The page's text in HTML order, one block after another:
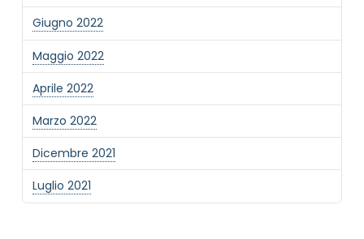
Giugno 2022
Maggio 2022
Aprile 2022
Marzo 2022
Dicembre 2021
Luglio 2021